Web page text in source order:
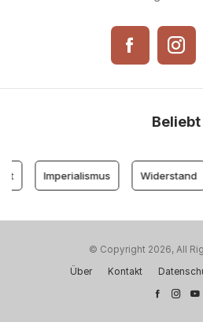
Beliebt
Imperialismus Widerstand
© Copyright 2026, All
Über
Kontakt